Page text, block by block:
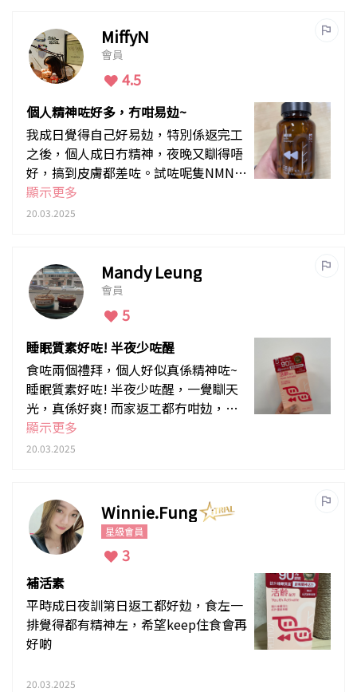
MiffyN
會員
4.5
個人精神咗好多，冇咁易攰~
我成日覺得自己好易攰，特別係返完工
之後，個人成日冇精神，夜晚又瞓得唔
好，搞到皮膚都差咗。試咗呢隻NMN兩
星期，真係覺得個人精神咗好多，冇咁
易攰，夜晚瞓得熟咗，朝早起身都冇咁
顯示更多
20.03.2025
Mandy Leung
會員
5
睡眠質素好咗! 半夜少咗醒
食咗兩個禮拜，個人好似真係精神咗~
睡眠質素好咗! 半夜少咗醒，一覺瞓天
光，真係好爽! 而家返工都冇咁攰，放
工仲有精力煮飯湊仔，建議各位媽媽都
入手!
顯示更多
20.03.2025
Winnie.Fung
星級會員
3
補活素
平時成日夜訓第日返工都好攰，食左一
排覺得都有精神左，希望keep住食會再
好啲
20.03.2025